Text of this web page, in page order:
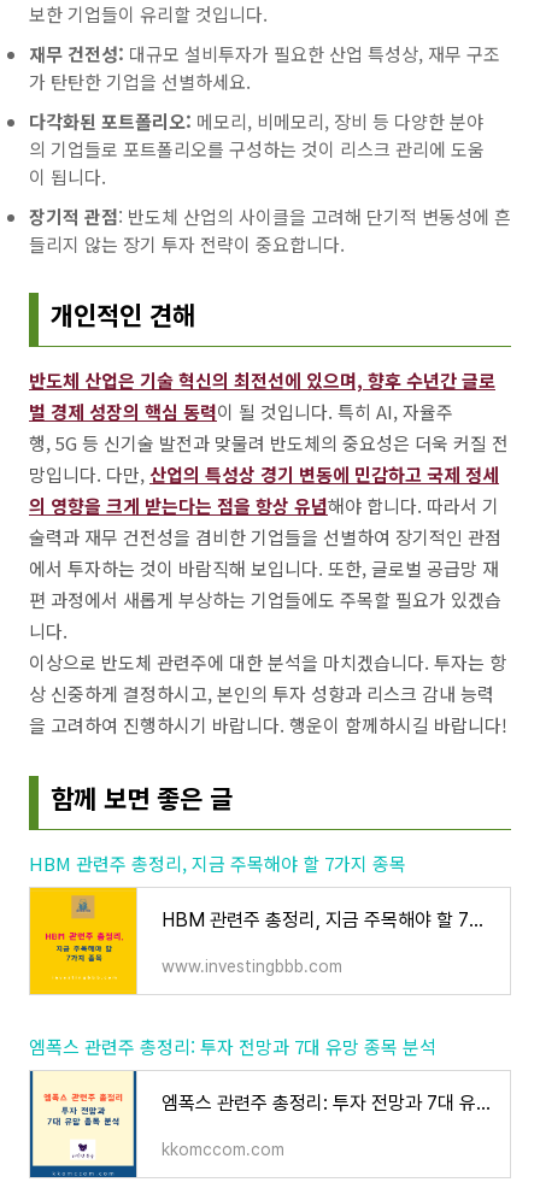
보한 기업들이 유리할 것입니다.
재무 건전성: 대규모 설비투자가 필요한 산업 특성상, 재무 구조
가 탄탄한 기업을 선별하세요.
다각화된 포트폴리오: 메모리, 비메모리, 장비 등 다양한 분야
의 기업들로 포트폴리오를 구성하는 것이 리스크 관리에 도움
이 됩니다.
장기적 관점: 반도체 산업의 사이클을 고려해 단기적 변동성에 흔
들리지 않는 장기 투자 전략이 중요합니다.
개인적인 견해
반도체 산업은 기술 혁신의 최전선에 있으며, 향후 수년간 글로
벌 경제 성장의 핵심 동력이 될 것입니다. 특히 AI, 자율주
행, 5G 등 신기술 발전과 맞물려 반도체의 중요성은 더욱 커질 전
망입니다. 다만, 산업의 특성상 경기 변동에 민감하고 국제 정세
의 영향을 크게 받는다는 점을 항상 유념해야 합니다. 따라서 기
술력과 재무 건전성을 겸비한 기업들을 선별하여 장기적인 관점
에서 투자하는 것이 바람직해 보입니다. 또한, 글로벌 공급망 재
편 과정에서 새롭게 부상하는 기업들에도 주목할 필요가 있겠습
니다.
이상으로 반도체 관련주에 대한 분석을 마치겠습니다. 투자는 항
상 신중하게 결정하시고, 본인의 투자 성향과 리스크 감내 능력
을 고려하여 진행하시기 바랍니다. 행운이 함께하시길 바랍니다!
함께 보면 좋은 글
HBM 관련주 총정리, 지금 주목해야 할 7가지 종목
HBM 관련주 총정리, 지금 주목해야 할 7가지 종목
www.investingbbb.com
엠폭스 관련주 총정리: 투자 전망과 7대 유망 종목 분석
엠폭스 관련주 총정리: 투자 전망과 7대 유망 종목 분석
kkomccom.com